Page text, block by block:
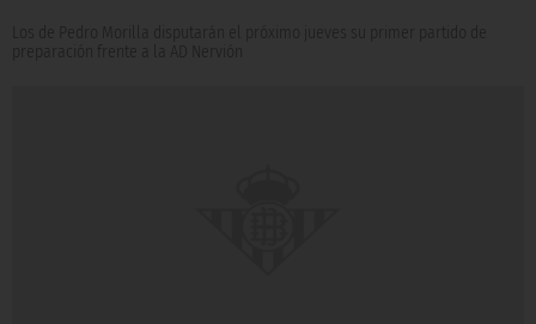
Los de Pedro Morilla disputarán el próximo jueves su primer partido de
preparación frente a la AD Nervión